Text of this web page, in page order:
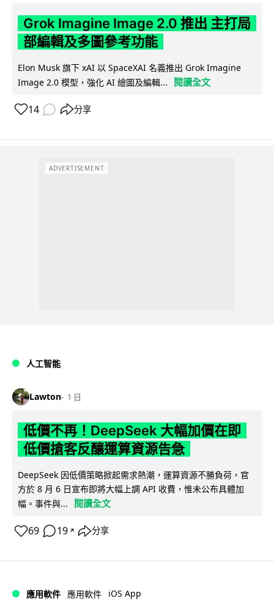
Grok Imagine Image 2.0 推出 主打局
部編輯及多圖參考功能
Elon Musk 旗下 xAI 以 SpaceXAI 名義推出 Grok Imagine
Image 2.0 模型，強化 AI 繪圖及編輯...
閱讀全文
14 分享
ADVERTISEMENT
人工智能
Lawton 1 日
低價不再！DeepSeek 大幅加價在即
低價搶客反釀運算資源告急
DeepSeek 因低價策略掀起需求熱潮，運算資源不勝負荷，官
方於 8 月 6 日宣布即將大幅上調 API 收費，惟未公布具體加
幅。事件與...
閱讀全文
69 19 ↗ 分享
應用軟件 應用軟件 iOS App